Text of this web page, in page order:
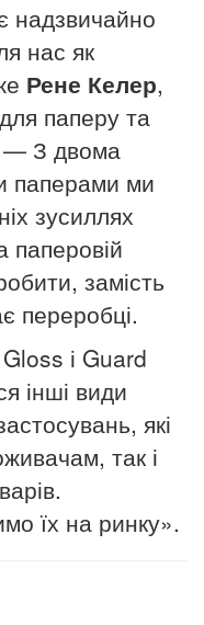
надзвичайно
нас як
Рене Келер,
паперу та
— З двома
паперами ми
зусиллях
паперовій
замість
переробці.
і Guard
інші види
які
так і
їх на ринку».